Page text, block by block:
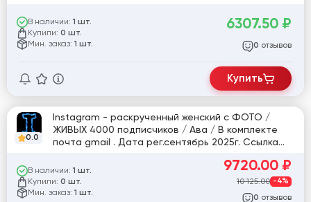
В наличии: 1 шт.
Купили: 0 шт.
Мин. заказ: 1 шт.
6307.50 ₽
0 отзывов
Купить
0.0
Instagram - раскрученный женский с ФОТО /
ЖИВЫХ 4000 подписчиков / Ава / В комплекте
почта gmail . Дата рег.сентябрь 2025г. Ссылка
В наличии: 1 шт.
Купили: 0 шт.
Мин. заказ: 1 шт.
9720.00 ₽
10 125.00 -4%
0 отзывов